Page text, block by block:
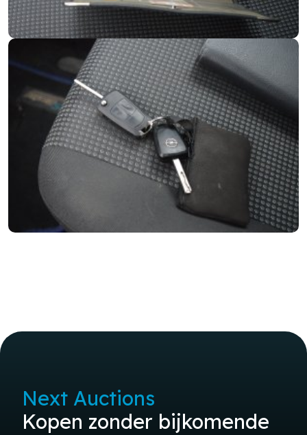
Next Auctions
Kopen zonder bijkomende